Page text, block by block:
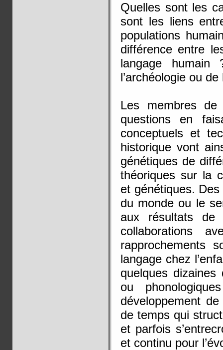
Quelles sont les
sont les liens
populations
différence entre
langage
l’archéologie ou
Les membres de
questions en
conceptuels et
historique vont
génétiques de
théoriques sur la
et génétiques.
du monde ou le
aux résultats de
collaborations
rapprochements
langage chez
quelques dizaines
ou
développement
de temps qui
et parfois
et continu pour